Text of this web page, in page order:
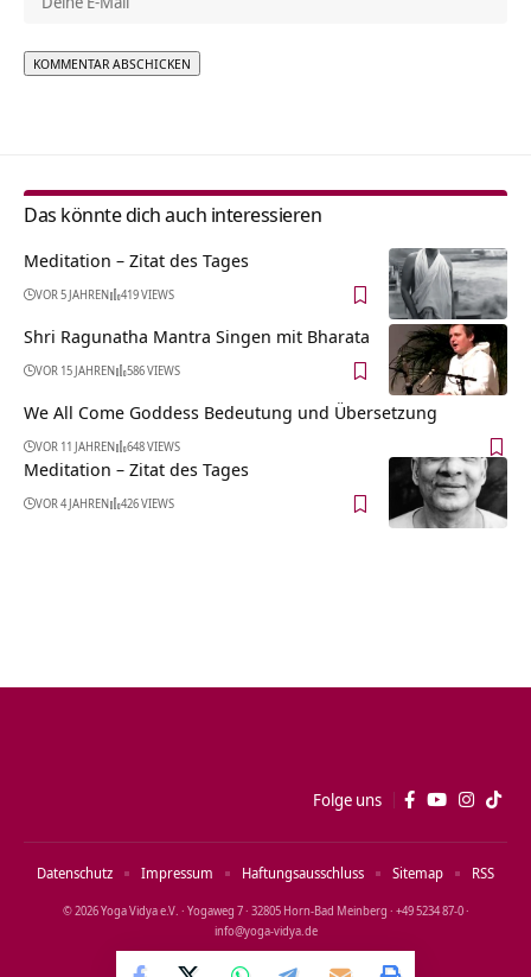
Das könnte dich auch interessieren
Meditation – Zitat des Tages
VOR 5 JAHREN 419 VIEWS
Shri Ragunatha Mantra Singen mit Bharata
VOR 15 JAHREN 586 VIEWS
We All Come Goddess Bedeutung und Übersetzung
VOR 11 JAHREN 648 VIEWS
Meditation – Zitat des Tages
VOR 4 JAHREN 426 VIEWS
Folge uns
© 2026 Yoga Vidya e.V. · Yogaweg 7 · 32805 Horn‑Bad Meinberg · +49 5234 87‑0 ·
info@yoga‑vidya.de
Datenschutz Impressum Haftungsausschluss Sitemap RSS